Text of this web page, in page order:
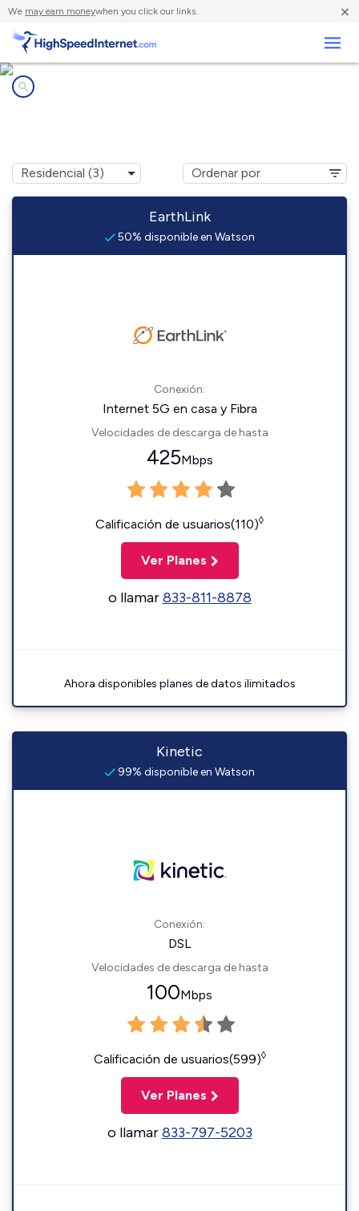
We may earn moneywhen you click our links. ×
EarthLink
50% disponible en Watson
Conexión:
Internet 5G en casa y Fibra
Velocidades de descarga de hasta
425Mbps
Calificación de usuarios(110)◊
Ver Planes
o llamar833-811-8878
Ahora disponibles planes de datos ilimitados
Kinetic
99% disponible en Watson
Conexión:
DSL
Velocidades de descarga de hasta
100Mbps
Calificación de usuarios(599)◊
Ver Planes
o llamar833-797-5203